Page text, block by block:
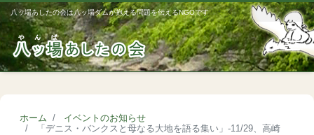
八ッ場あしたの会は八ッ場ダムが抱える問題を伝えるNGOです
ホーム
イベントのお知らせ
「デニス・バンクスと母なる大地を語る集い」-11/29、高崎